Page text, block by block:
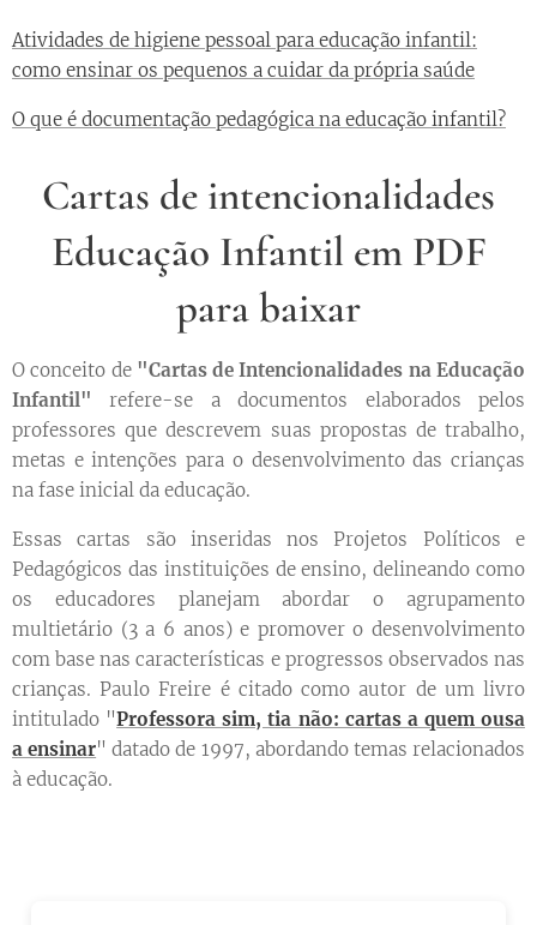
Atividades de higiene pessoal para educação infantil:
como ensinar os pequenos a cuidar da própria saúde
O que é documentação pedagógica na educação infantil?
Cartas de intencionalidades
Educação Infantil em PDF
para baixar
O conceito de "Cartas de Intencionalidades na Educação
Infantil"
refere-se a documentos elaborados pelos
professores que descrevem suas propostas de trabalho,
metas e intenções para o desenvolvimento das crianças
na fase inicial da educação.
Essas cartas são inseridas nos Projetos Políticos e
Pedagógicos das instituições de ensino, delineando como
os educadores planejam abordar o agrupamento
multietário (3 a 6 anos) e promover o desenvolvimento
com base nas características e progressos observados nas
crianças. Paulo Freire é citado como autor de um livro
intitulado "Professora sim, tia não: cartas a quem ousa
a ensinar" datado de 1997, abordando temas relacionados
à educação.